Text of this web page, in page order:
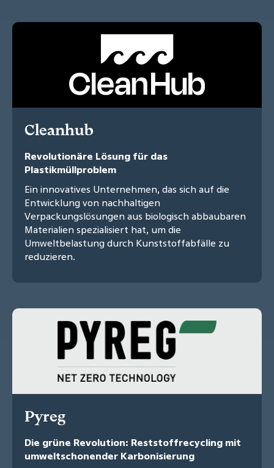
Cleanhub
Revolutionäre Lösung für das
Plastikmüllproblem
Ein innovatives Unternehmen, das sich auf die
Entwicklung von nachhaltigen
Verpackungslösungen aus biologisch abbaubaren
Materialien spezialisiert hat, um die
Umweltbelastung durch Kunststoffabfälle zu
reduzieren.
Pyreg
Die grüne Revolution: Reststoffrecycling mit
umweltschonender Karbonisierung